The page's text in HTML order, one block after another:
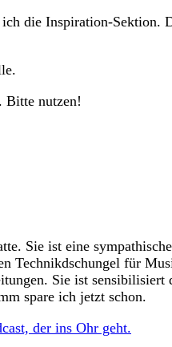
die Inspiration-Sektion.
. Bitte nutzen!
Sie ist eine
Technikdschungel für
Sie ist sensibilisiert
spare ich jetzt schon.
der ins Ohr geht.